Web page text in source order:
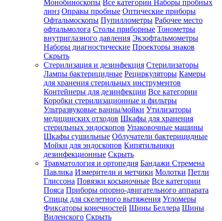
Монобиноскопы Все категории Наборы пробных
линз Оправы пробные Оптические приборы
Офтальмоскопы Пупиллометры Рабочее место
офтальмолога Столы приборные Тонометры
внутриглазного давления Экзофтальмометры
Наборы диагностические Проекторы знаков
Скрыть
Стерилизация и дезинфекция Стерилизаторы
Лампы бактерицидные Рециркуляторы Камеры
для хранения стерильных инструментов
Контейнеры для дезинфекции Все категории
Коробки стерилизационные и фильтры
Ультразвуковые ванны/мойки Утилизаторы
медицинских отходов Шкафы для хранения
стерильных эндоскопов Упаковочные машины
Шкафы сушильные Облучатели бактерицидные
Мойки для эндоскопов Кипятильники
дезинфекционные Скрыть
Травматология и ортопедия Бандажи Стремена
Павлика Измерители и метчики Молотки Петли
Глиссона Повязки косыночные Все категории
Пояса Приборы опорно-двигательного аппарата
Спицы для скелетного вытяжения Угломеры
Фиксаторы конечностей Шины Беллера Шины
Виленского Скрыть